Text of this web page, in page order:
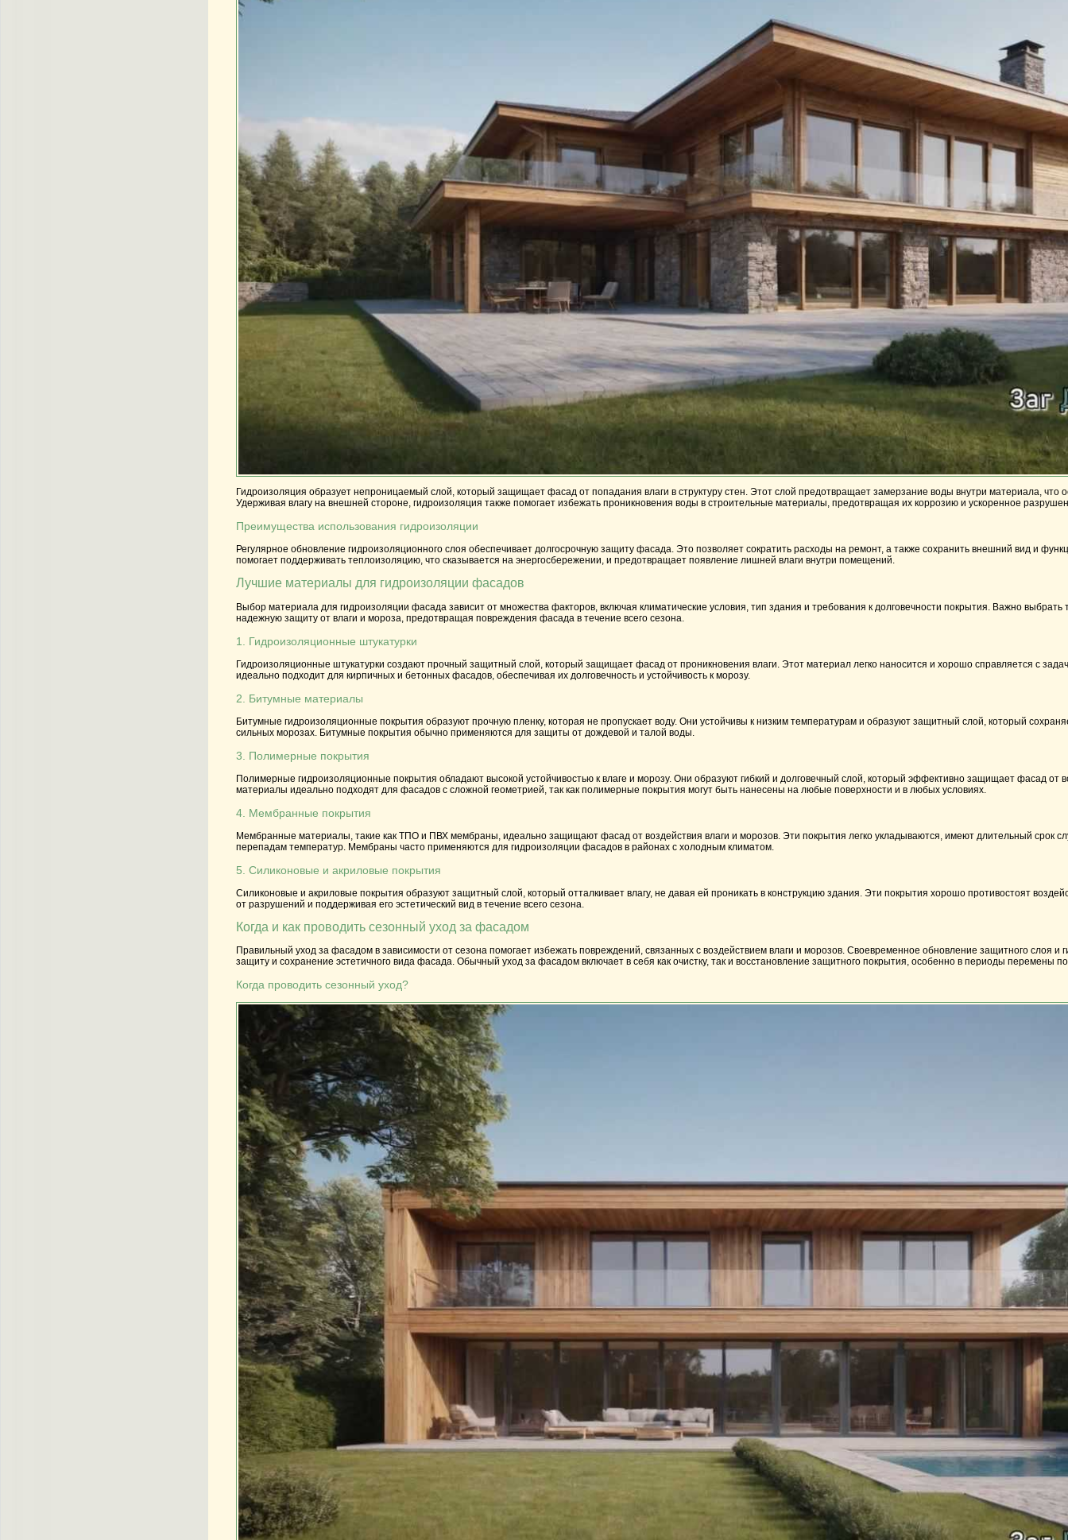
Гидроизоляция образует непроницаемый слой, который защищает фасад от попадания влаги в структуру стен. Этот слой предотвращает замерзание воды внутри материала, что
Удерживая влагу на внешней стороне, гидроизоляция также помогает избежать проникновения воды в строительные материалы, предотвращая их коррозию и ускоренное
Преимущества использования гидроизоляции
Регулярное обновление гидроизоляционного слоя обеспечивает долгосрочную защиту фасада. Это позволяет сократить расходы на ремонт, а также сохранить внешний вид и
помогает поддерживать теплоизоляцию, что сказывается на энергосбережении, и предотвращает появление лишней влаги внутри помещений.
Лучшие материалы для гидроизоляции фасадов
Выбор материала для гидроизоляции фасада зависит от множества факторов, включая климатические условия, тип здания и требования к долговечности покрытия. Важно
надежную защиту от влаги и мороза, предотвращая повреждения фасада в течение всего сезона.
1. Гидроизоляционные штукатурки
Гидроизоляционные штукатурки создают прочный защитный слой, который защищает фасад от проникновения влаги. Этот материал легко наносится и хорошо справляется с
идеально подходит для кирпичных и бетонных фасадов, обеспечивая их долговечность и устойчивость к морозу.
2. Битумные материалы
Битумные гидроизоляционные покрытия образуют прочную пленку, которая не пропускает воду. Они устойчивы к низким температурам и образуют защитный слой, который
сильных морозах. Битумные покрытия обычно применяются для защиты от дождевой и талой воды.
3. Полимерные покрытия
Полимерные гидроизоляционные покрытия обладают высокой устойчивостью к влаге и морозу. Они образуют гибкий и долговечный слой, который эффективно защищает фасад от
материалы идеально подходят для фасадов с сложной геометрией, так как полимерные покрытия могут быть нанесены на любые поверхности и в любых условиях.
4. Мембранные покрытия
Мембранные материалы, такие как ТПО и ПВХ мембраны, идеально защищают фасад от воздействия влаги и морозов. Эти покрытия легко укладываются, имеют длительный срок
перепадам температур. Мембраны часто применяются для гидроизоляции фасадов в районах с холодным климатом.
5. Силиконовые и акриловые покрытия
Силиконовые и акриловые покрытия образуют защитный слой, который отталкивает влагу, не давая ей проникать в конструкцию здания. Эти покрытия хорошо противостоят
от разрушений и поддерживая его эстетический вид в течение всего сезона.
Когда и как проводить сезонный уход за фасадом
Правильный уход за фасадом в зависимости от сезона помогает избежать повреждений, связанных с воздействием влаги и морозов. Своевременное обновление защитного слоя и
защиту и сохранение эстетичного вида фасада. Обычный уход за фасадом включает в себя как очистку, так и восстановление защитного покрытия, особенно в периоды перемены
Когда проводить сезонный уход?